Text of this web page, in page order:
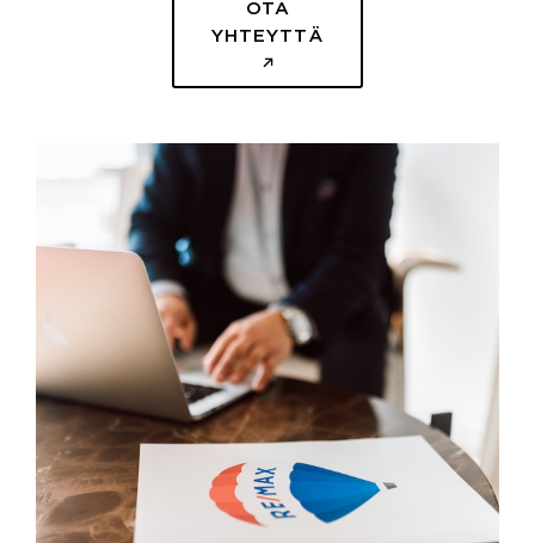
OTA
YHTEYTTÄ